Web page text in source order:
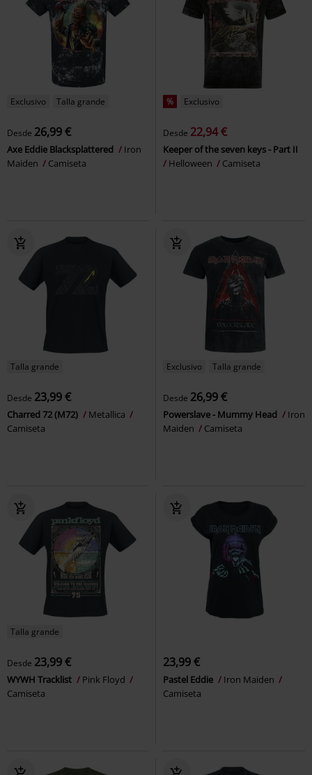
Exclusivo Talla grande
Desde 26,99 €
Axe Eddie Blacksplattered
Iron
Maiden
Camiseta
% Exclusivo
Desde 22,94 €
Keeper of the seven keys - Part II
Helloween
Camiseta
Talla grande
Desde 23,99 €
Charred 72 (M72)
Metallica
Camiseta
Exclusivo Talla grande
Desde 26,99 €
Powerslave - Mummy Head
Iron
Maiden
Camiseta
Talla grande
Desde 23,99 €
WYWH Tracklist
Pink Floyd
Camiseta
23,99 €
Pastel Eddie
Iron Maiden
Camiseta